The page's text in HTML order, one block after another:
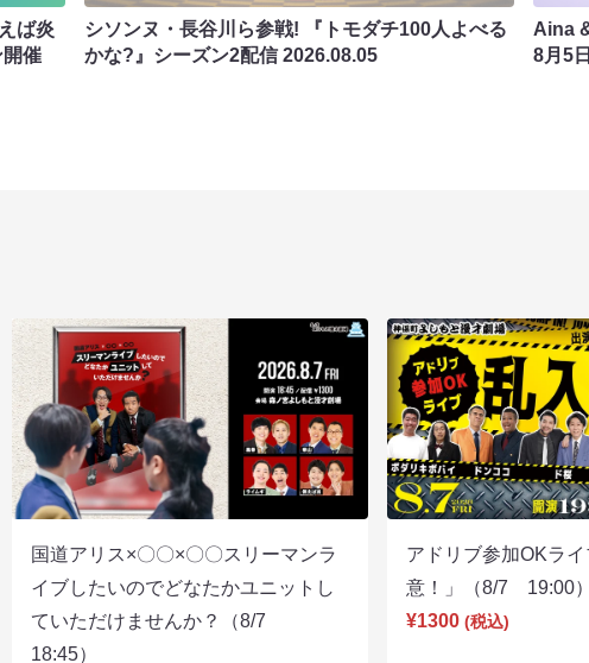
ば炎
催
シソンヌ・長谷川ら参戦! 『トモダチ100人よべる
かな?』シーズン2配信2026.08.05
Aina
8月5
国道アリス×〇〇×〇〇スリーマンラ
イブしたいのでどなたかユニットし
ていただけませんか？（8/7
18:45）
アドリブ参加OKラ
意！」（8/7 19:00）
¥1300 (税込)